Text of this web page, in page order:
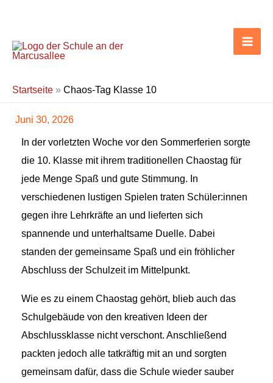
springen
Startseite » Chaos-Tag Klasse 10
Juni 30, 2026
In der vorletzten Woche vor den Sommerferien sorgte
die 10. Klasse mit ihrem traditionellen Chaostag für
jede Menge Spaß und gute Stimmung. In
verschiedenen lustigen Spielen traten Schüler:innen
gegen ihre Lehrkräfte an und lieferten sich
spannende und unterhaltsame Duelle. Dabei
standen der gemeinsame Spaß und ein fröhlicher
Abschluss der Schulzeit im Mittelpunkt.
Wie es zu einem Chaostag gehört, blieb auch das
Schulgebäude von den kreativen Ideen der
Abschlussklasse nicht verschont. Anschließend
packten jedoch alle tatkräftig mit an und sorgten
gemeinsam dafür, dass die Schule wieder sauber